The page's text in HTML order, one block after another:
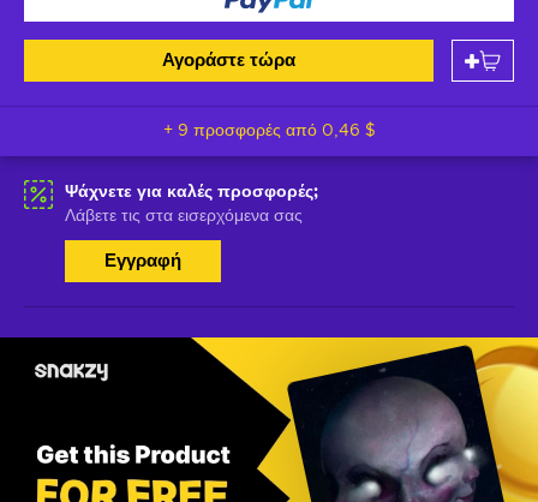
Αγοράστε τώρα
+ 9 προσφορές από 0,46 $
Ψάχνετε για καλές προσφορές;
Λάβετε τις στα εισερχόμενα σας
Εγγραφή